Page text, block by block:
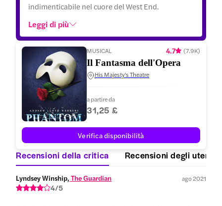
indimenticabile nel cuore del West End.
Leggi di più
MUSICAL 4.7 (7.9K)
Il Fantasma dell'Opera
His Majesty's Theatre
a partire da
31,25 £
Verifica disponibilità
Recensioni della critica Recensioni degli utenti
Lyndsey Winship, The Guardian ago 2021
4/5